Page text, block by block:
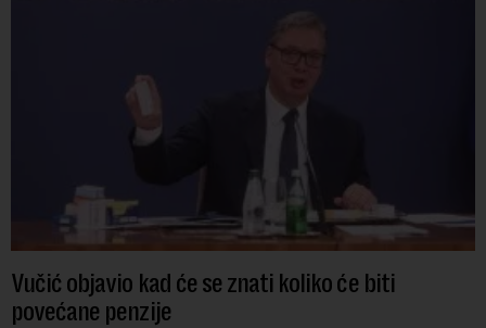
Vučić objavio kad će se znati koliko će biti
povećane penzije